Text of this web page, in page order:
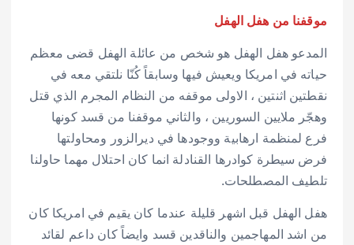
موقفنا من هفل الهفل
المدعو هفل الهفل هو شخص من عائلة الهفل قضى معظم
حياته في امريكا ويعيش فيها وسابقاً كُنّا نلتقي معه في
نقطتين اثنتين ، الاولى موقفه من النظام المجرم الذي قتل
وهجّر ملايين السوريين ، والثاني موقفنا من قسد كونها
فرع لمنظمة ارهابية ووجودها في ديرالزور ومحاولتها
فرض سيطرة كوادرها القنادلة انما كان احتلال مهما حاولنا
تلطيف المصطلحات.
هفل الهفل قبل اشهر قليلة عندما كان يقيم في امريكا كان
من اشد المهاجمين والناقدين قسد وايضاً كان داعم لقائد